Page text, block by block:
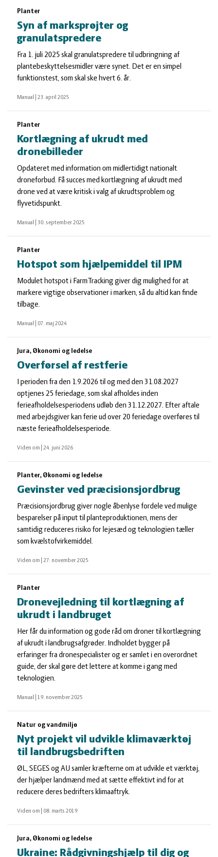
Planter
Syn af marksprøjter og
granulatspredere
Fra 1. juli 2025 skal granulatspredere til udbringning af
plantebeskyttelsesmidler være synet. Det er en simpel
funktionstest, som skal ske hvert 6. år.
Manual 23. april 2025
Planter
Kortlægning af ukrudt med
dronebilleder
Opdateret med information om midlertidigt nationalt
droneforbud. Få succes med kortlægning af ukrudt med
drone ved at være kritisk i valg af ukrudtsproblem og
flyvetidspunkt.
Manual 30. september 2025
Planter
Hotspot som hjælpemiddel til IPM
Modulet hotspot i FarmTracking giver dig mulighed for at
markere vigtige observationer i marken, så du altid kan finde
tilbage.
Manual 07. maj 2024
Jura, Økonomi og ledelse
Overførsel af restferie
I perioden fra den 1.9.2026 til og med den 31.08.2027
optjenes 25 feriedage, som skal afholdes inden
ferieafholdelsesperiodens udløb den 31.12.2027. Efter aftale
med arbejdsgiver kan ferie ud over 20 feriedage overføres til
næste ferieafholdelsesperiode.
Viden om 24. juni 2026
Planter, Økonomi og ledelse
Gevinster ved præcisionsjordbrug
Præcisionsjordbrug giver nogle åbenlyse fordele ved mulige
besparelser på input til planteproduktionen, mens der
samtidig reduceres risiko for lejesæd og teknologien tæller
som kvælstofvirkemiddel.
Viden om 27. november 2025
Planter
Dronevejledning til kortlægning af
ukrudt i landbruget
Her får du information og gode råd om droner til kortlægning
af ukrudt i landbrugsafgrøder. Indholdet bygger på
erfaringer fra dronespecialister og er samlet i en overordnet
guide, der skal gøre det lettere at komme i gang med
teknologien.
Manual 19. november 2025
Natur og vandmiljø
Nyt projekt vil udvikle klimaværktøj
til landbrugsbedriften
ØL, SEGES og AU samler kræfterne om at udvikle et værktøj,
der hjælper landmænd med at sætte effektivt ind for at
reducere deres bedrifters klimaaftryk.
Viden om 08. marts 2019
Jura, Økonomi og ledelse
Ukraine: Rådgivningshjælp til dig og